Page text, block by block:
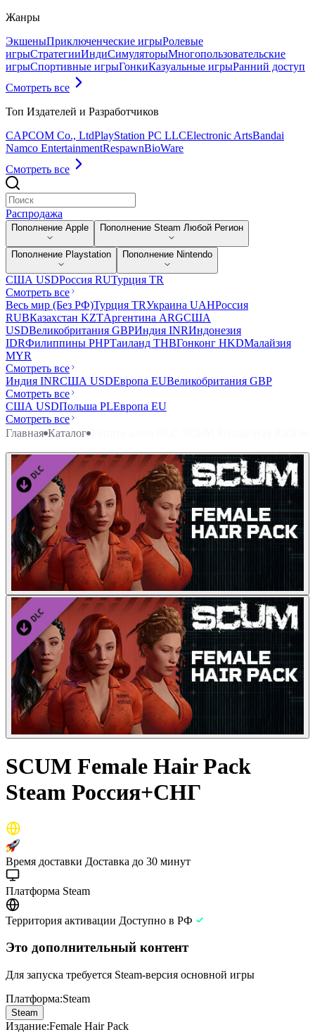
Жанры
ЭкшеныПриключенческие игрыРолевые
игрыСтратегииИндиСимуляторыМногопользовательские
игрыСпортивные игрыГонкиКазуальные игрыРанний доступ
Смотреть все
Топ Издателей и Разработчиков
CAPCOM Co., LtdPlayStation PC LLCElectronic ArtsBandai
Namco EntertainmentRespawnBioWare
Смотреть все
Распродажа
Пополнение Apple Пополнение Steam Любой Регион
Пополнение Playstation Пополнение Nintendo
США USDРоссия RUТурция TR
Смотреть все
Весь мир (Без РФ)Турция TRУкраина UAHРоссия
RUBКазахстан KZTАргентина ARGСША
USDВеликобритания GBPИндия INRИндонезия
IDRФилиппины PHPТаиланд THBГонконг HKDМалайзия
MYR
Смотреть все
Индия INRСША USDЕвропа EUВеликобритания GBP
Смотреть все
США USDПольша PLЕвропа EU
Смотреть все
Главная Каталог
SCUM Female Hair Pack
Steam Россия+СНГ
Время доставки Доставка до 30 минут
Платформа Steam
Территория активации Доступно в РФ
Это дополнительный контент
Для запуска требуется Steam-версия основной игры
Платформа:Steam
Steam
Издание:Female Hair Pack